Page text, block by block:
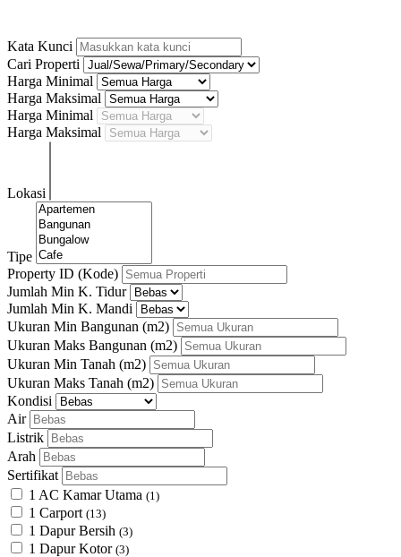
Kata Kunci
Cari Properti
Harga Minimal
Harga Maksimal
Harga Minimal
Harga Maksimal
Lokasi
Tipe
Property ID (Kode)
Jumlah Min K. Tidur
Jumlah Min K. Mandi
Ukuran Min Bangunan (m2)
Ukuran Maks Bangunan (m2)
Ukuran Min Tanah (m2)
Ukuran Maks Tanah (m2)
Kondisi
Air
Listrik
Arah
Sertifikat
1 AC Kamar Utama (1)
1 Carport (13)
1 Dapur Bersih (3)
1 Dapur Kotor (3)